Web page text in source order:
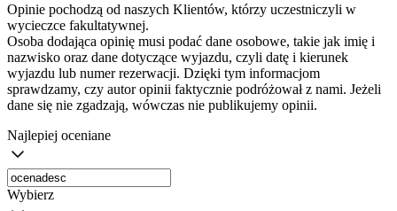
Opinie pochodzą od naszych Klientów, którzy uczestniczyli w
wycieczce fakultatywnej.
Osoba dodająca opinię musi podać dane osobowe, takie jak imię i
nazwisko oraz dane dotyczące wyjazdu, czyli datę i kierunek
wyjazdu lub numer rezerwacji. Dzięki tym informacjom
sprawdzamy, czy autor opinii faktycznie podróżował z nami. Jeżeli
dane się nie zgadzają, wówczas nie publikujemy opinii.
Najlepiej oceniane
Wybierz